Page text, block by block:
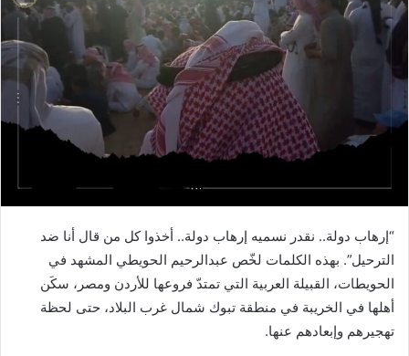
“إرهاب دولة.. نقدر نسميه إرهاب دولة.. أخذوا كل من قال أنا ضد
الترحيل”. بهذه الكلمات لخّص عبدالرحيم الحويطي المشهد في
الحويطات، القبيلة العربية التي تمتدّ فروعها للأردن ومصر، سكَن
أهلها في الخريبة في منطقة تبوك شمال غرب البلاد، حتى لحظة
تهجيرهم وإبعادهم عنها.